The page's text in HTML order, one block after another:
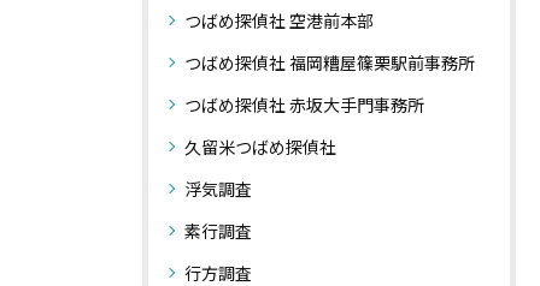
つばめ探偵社 空港前本部
つばめ探偵社 福岡糟屋篠栗駅前事務所
つばめ探偵社 赤坂大手門事務所
久留米つばめ探偵社
浮気調査
素行調査
行方調査